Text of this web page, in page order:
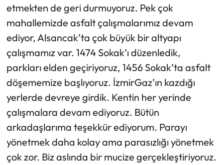
etmekten de geri durmuyoruz. Pek çok
mahallemizde asfalt çalışmalarımız devam
ediyor, Alsancak’ta çok büyük bir altyapı
çalışmamız var. 1474 Sokak’ı düzenledik,
parkları elden geçiriyoruz, 1456 Sokak’ta asfalt
döşememize başlıyoruz. İzmirGaz’ın kazdığı
yerlerde devreye girdik. Kentin her yerinde
çalışmalara devam ediyoruz. Bütün
arkadaşlarıma teşekkür ediyorum. Parayı
yönetmek daha kolay ama parasızlığı yönetmek
çok zor. Biz aslında bir mucize gerçekleştiriyoruz.